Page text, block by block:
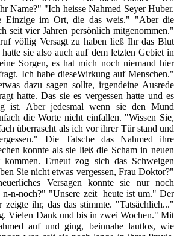
Name?" "Ich heisse Nahmed Seyer Huber.
Einzige im Ort, die das weis." "Aber die
seit vier Jahren persönlich mitgenommen."
völlig Versagt zu haben ließ Ihr das Blut
sie also auch auf dem letzten Gebiet in
Sorgen, es hat mich noch niemand hier
Ich habe dieseWirkung auf Menschen."
dazu sagen sollte, irgendeine Ausrede
hatte. Das sie es vergessen hatte und es
ist. Aber jedesmal wenn sie den Mund
die Worte nicht einfallen. "Wissen Sie,
überrascht als ich vor ihrer Tür stand und
Die Tatsche das Nahmed ihre
konnte als sie ließ die Scham in neuen
Erneut zog sich das Schweigen
Sie nicht etwas vergessen, Frau Doktor?"
Versagen konnte sie nur noch
n-n-noch?" "Unsere zeit heute ist um." Der
ihr, das das stimmte. "Tatsächlich..."
Vielen Dank und bis in zwei Wochen." Mit
auf und ging, beinnahe lautlos, wie